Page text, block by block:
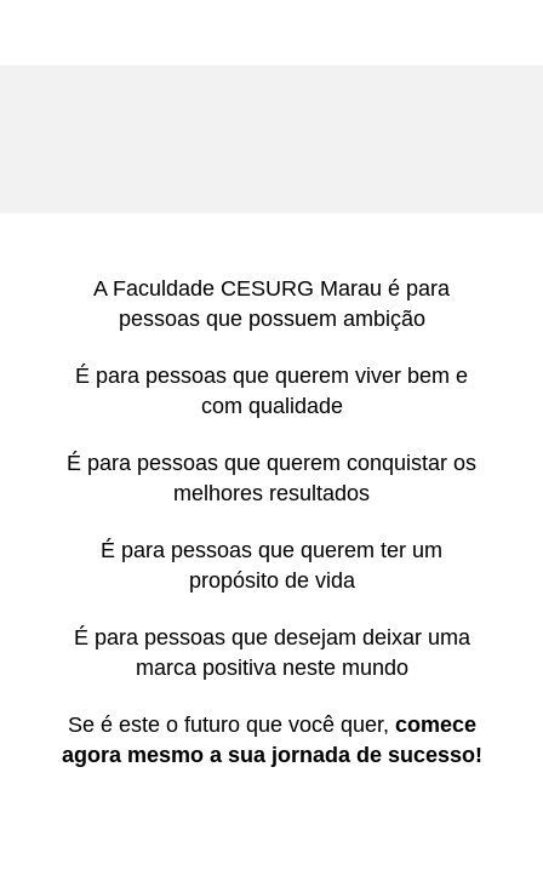
A Faculdade CESURG Marau é para
pessoas que possuem ambição
É para pessoas que querem viver bem e
com qualidade
É para pessoas que querem conquistar os
melhores resultados
É para pessoas que querem ter um
propósito de vida
É para pessoas que desejam deixar uma
marca positiva neste mundo
Se é este o futuro que você quer, comece
agora mesmo a sua jornada de sucesso!